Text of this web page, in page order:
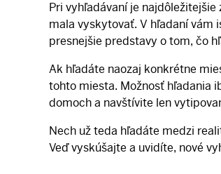
Pri vyhľadávaní je
mala vyskytovať. V hľadaní vám
presnejšie predstavy o tom, čo
Ak hľadáte naozaj konkrétne
tohto miesta. Možnosť hľadania
domoch a navštívite len
Nech už teda hľadáte medzi
Veď vyskúšajte a uvidíte, nové